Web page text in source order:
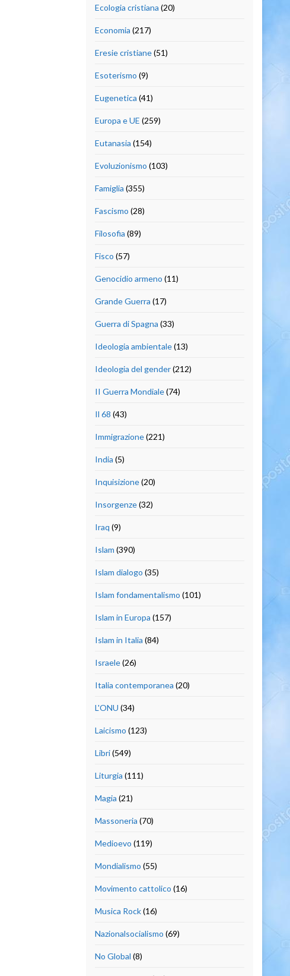
Ecologia cristiana (20)
Economia (217)
Eresie cristiane(51)
Esoterismo (9)
Eugenetica (41)
Europa e UE (259)
Eutanasia (154)
Evoluzionismo (103)
Famiglia (355)
Fascismo (28)
Filosofia (89)
Fisco (57)
Genocidio armeno (11)
Grande Guerra (17)
Guerra di Spagna (33)
Ideologia ambientale(13)
Ideologia del gender(212)
II Guerra Mondiale(74)
Il 68 (43)
Immigrazione(221)
India (5)
Inquisizione(20)
Insorgenze(32)
Iraq (9)
Islam (390)
Islam dialogo (35)
Islam fondamentalismo (101)
Islam in Europa (157)
Islam in Italia (84)
Israele(26)
Italia contemporanea (20)
L'ONU (34)
Laicismo (123)
Libri(549)
Liturgia (111)
Magia (21)
Massoneria (70)
Medioevo (119)
Mondialismo (55)
Movimento cattolico (16)
Musica Rock(16)
Nazionalsocialismo (69)
No Global (8)